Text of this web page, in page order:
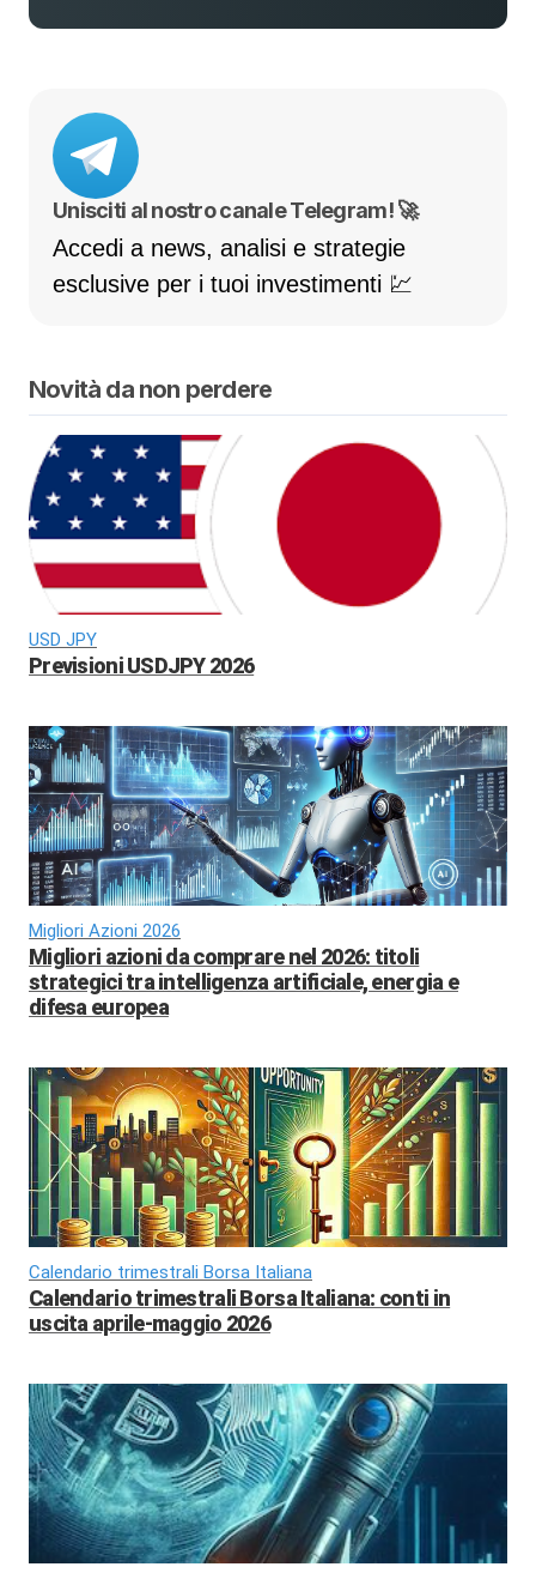
Unisciti al nostro canale Telegram! 🚀
Accedi a news, analisi e strategie
esclusive per i tuoi investimenti 💹
Novità da non perdere
USD JPY
Previsioni USDJPY 2026
Migliori Azioni 2026
Migliori azioni da comprare nel 2026: titoli
strategici tra intelligenza artificiale, energia e
difesa europea
Calendario trimestrali Borsa Italiana
Calendario trimestrali Borsa Italiana: conti in
uscita aprile-maggio 2026